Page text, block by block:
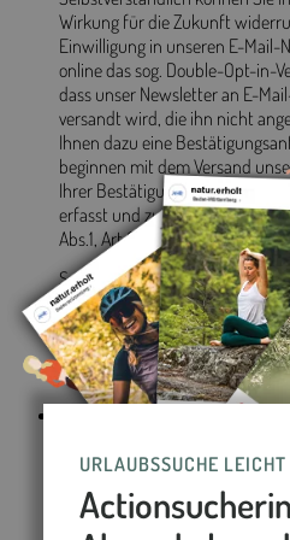
Wirkung für die Zukunft
Einwilligung in unseren E-
online das sog. Double-Opt-in-
dass unser Newsletter an E-
versandt wird, die ihn nicht
Ihnen dazu eine
beginnen mit dem Versand
Ihrer Bestätigung. Dabei wird
erfasst und zu
Abs.1, Art.6 Abs.1 c DSGVO).
Speicherdauer bei Werbung
Daten speichern wir, solange
bzw. bis uns ein Widerruf Ihrer
Widerspruch gegen die
Werbezwecke erreicht (s. Ziffer
Weiterhin verarbeiten wir
Internetseite entstehen,
gewünschten Inhalte und für
ausgewählten Funktionen (Art. 6
URLAUBSSUCHE